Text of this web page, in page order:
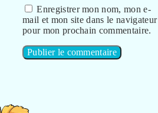
Enregistrer mon nom, mon e-
mail et mon site dans le navigateur
pour mon prochain commentaire.